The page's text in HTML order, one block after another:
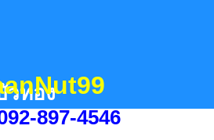
897-4546
วทอง